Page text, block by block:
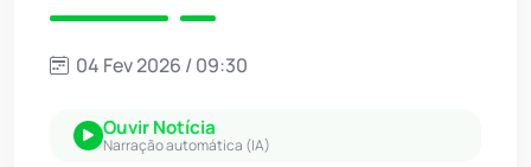
04 Fev 2026 / 09:30
Ouvir Notícia
Narração automática (IA)